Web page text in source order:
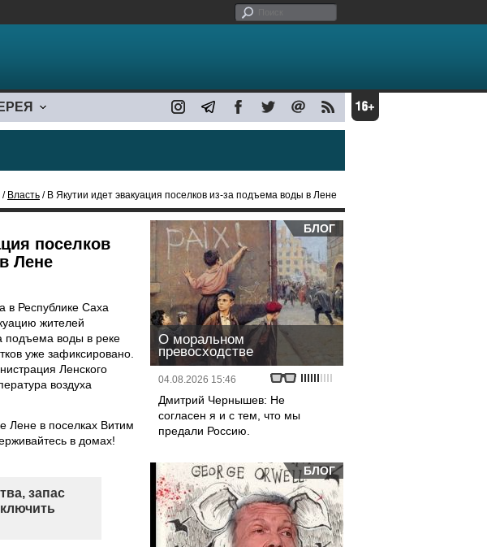
/ Власть / В Якутии идет эвакуация поселков из-за подъема воды в Лене
поселков
Лене
в Республике Саха
жителей
подъема воды в реке
уже зафиксировано.
Ленского
воздуха
Лене в поселках Витим
в домах!
запас
БЛОГ
О моральном
превосходстве
04.08.2026 15:46
Дмитрий Чернышев: Не
согласен я и с тем, что мы
предали Россию.
БЛОГ